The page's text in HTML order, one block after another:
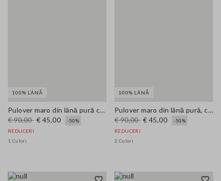
100% LÂNĂ
Pulover maro din lână pură cu dungi multicolore
€ 90,00 € 45,00
-50%
REDUCERI
1 Culori
100% LÂNĂ
Pulover maro din lână pură, croială regular cu guler polo
€ 90,00 € 45,00
-50%
REDUCERI
2 Culori